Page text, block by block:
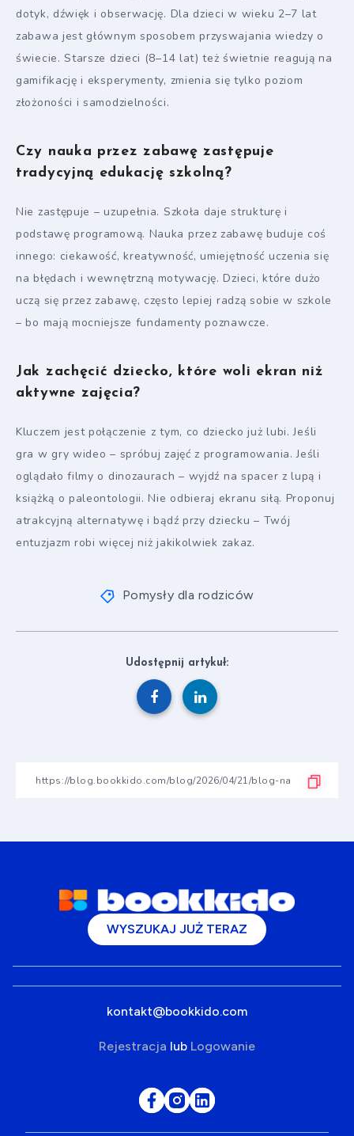
dotyk, dźwięk i obserwację. Dla dzieci w wieku 2–7 lat
zabawa jest głównym sposobem przyswajania wiedzy o
świecie. Starsze dzieci (8–14 lat) też świetnie reagują na
gamifikację i eksperymenty, zmienia się tylko poziom
złożoności i samodzielności.
Czy nauka przez zabawę zastępuje
tradycyjną edukację szkolną?
Nie zastępuje – uzupełnia. Szkoła daje strukturę i
podstawę programową. Nauka przez zabawę buduje coś
innego: ciekawość, kreatywność, umiejętność uczenia się
na błędach i wewnętrzną motywację. Dzieci, które dużo
uczą się przez zabawę, często lepiej radzą sobie w szkole
– bo mają mocniejsze fundamenty poznawcze.
Jak zachęcić dziecko, które woli ekran niż
aktywne zajęcia?
Kluczem jest połączenie z tym, co dziecko już lubi. Jeśli
gra w gry wideo – spróbuj zajęć z programowania. Jeśli
oglądało filmy o dinozaurach – wyjdź na spacer z lupą i
książką o paleontologii. Nie odbieraj ekranu siłą. Proponuj
atrakcyjną alternatywę i bądź przy dziecku – Twój
entuzjazm robi więcej niż jakikolwiek zakaz.
Pomysły dla rodziców
Udostępnij artykuł:
WYSZUKAJ JUŻ TERAZ
kontakt@bookkido.com
Rejestracja lub Logowanie